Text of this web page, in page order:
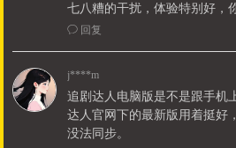
七八糟的干扰，体验特别好，
ꂖ 回复
j****m
追剧达人电脑版是不是跟手机
达人官网下的最新版用着挺好
没法同步。